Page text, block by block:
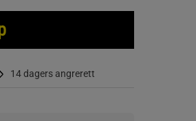
14 dagers angrerett